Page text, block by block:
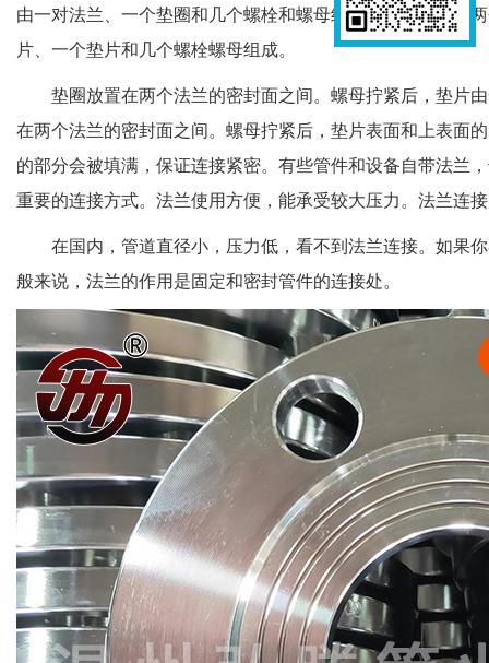
由一对法兰、一个垫圈和几个螺栓和螺母组成。垫圈放置在
片、一个垫片和几个螺栓螺母组成。
垫圈放置在两个法兰的密封面之间。螺母拧紧后，垫片
在两个法兰的密封面之间。螺母拧紧后，垫片表面和上表面
的部分会被填满，保证连接紧密。有些管件和设备自带法兰
重要的连接方式。法兰使用方便，能承受较大压力。法兰连
在国内，管道直径小，压力低，看不到法兰连接。如果
般来说，法兰的作用是固定和密封管件的连接处。